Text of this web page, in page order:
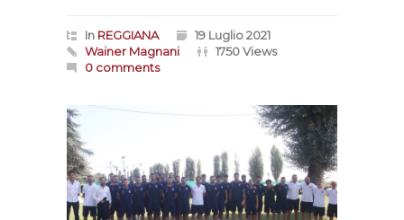
In REGGIANA
19 Luglio 2021
Wainer Magnani
1750 Views
0 comments